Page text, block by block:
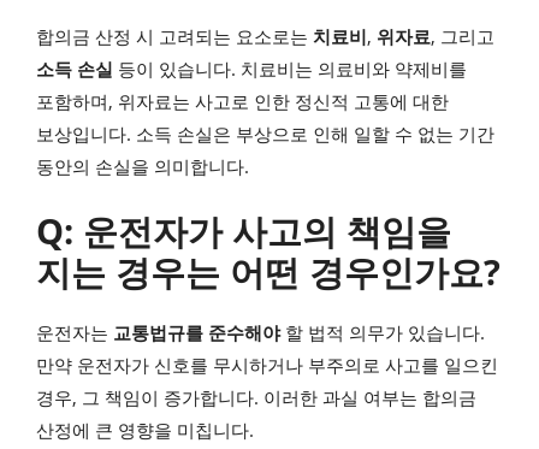
합의금 산정 시 고려되는 요소로는 치료비, 위자료, 그리고
소득 손실 등이 있습니다. 치료비는 의료비와 약제비를
포함하며, 위자료는 사고로 인한 정신적 고통에 대한
보상입니다. 소득 손실은 부상으로 인해 일할 수 없는 기간
동안의 손실을 의미합니다.
Q: 운전자가 사고의 책임을
지는 경우는 어떤 경우인가요?
운전자는 교통법규를 준수해야할 법적 의무가 있습니다.
만약 운전자가 신호를 무시하거나 부주의로 사고를 일으킨
경우, 그 책임이 증가합니다. 이러한 과실 여부는 합의금
산정에 큰 영향을 미칩니다.